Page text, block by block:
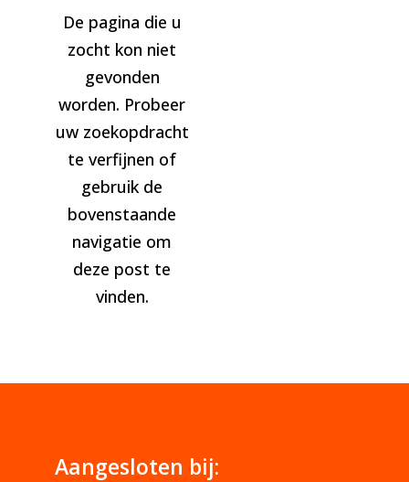
De pagina die u
zocht kon niet
gevonden
worden. Probeer
uw zoekopdracht
te verfijnen of
gebruik de
bovenstaande
navigatie om
deze post te
vinden.
Aangesloten bij: